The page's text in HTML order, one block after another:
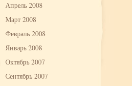
Апрель 2008
Март 2008
Февраль 2008
Январь 2008
Октябрь 2007
Сентябрь 2007